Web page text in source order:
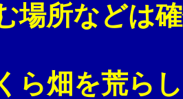
所などは確
を荒らし